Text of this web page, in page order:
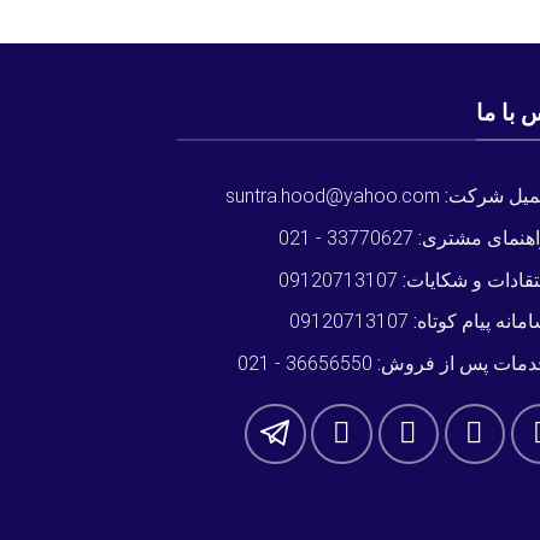
با ما
شرکت:suntra.hood@yahoo.com
مشتری:33770627 - 021
و شکایات:09120713107
پیام کوتاه:09120713107
پس از فروش:36656550 - 021